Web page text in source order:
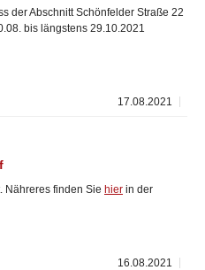
der Abschnitt Schönfelder Straße 22
bis längstens 29.10.2021
17.08.2021
Nähreres finden Sie hier in der
16.08.2021